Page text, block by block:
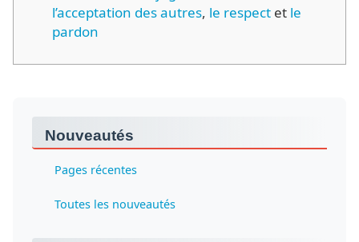
l’acceptation des autres, le respect et le
pardon
Nouveautés
Pages récentes
Toutes les nouveautés